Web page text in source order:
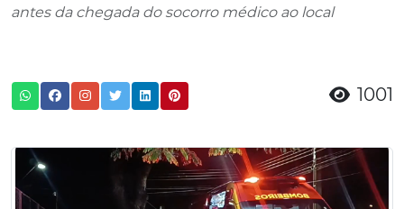
antes da chegada do socorro médico ao local
1001